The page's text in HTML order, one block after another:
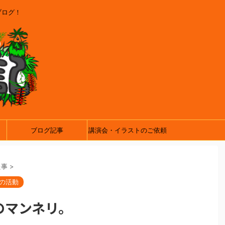
グ！
ブログ記事 講演会・イラストのご依頼
>
活動
ンネリ。